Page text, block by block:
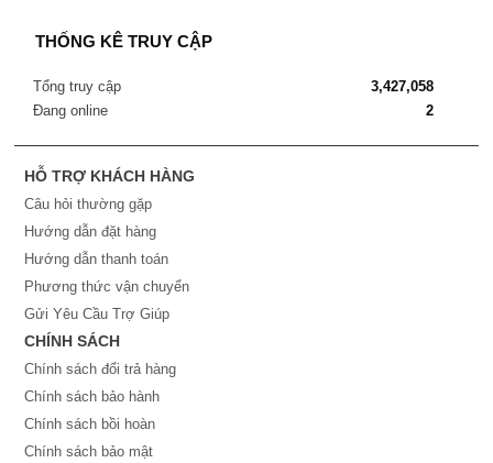
THỐNG KÊ TRUY CẬP
Tổng truy cập
3,427,058
Đang online
2
HỖ TRỢ KHÁCH HÀNG
Câu hỏi thường gặp
Hướng dẫn đặt hàng
Hướng dẫn thanh toán
Phương thức vận chuyển
Gửi Yêu Cầu Trợ Giúp
CHÍNH SÁCH
Chính sách đổi trả hàng
Chính sách bảo hành
Chính sách bồi hoàn
Chính sách bảo mật